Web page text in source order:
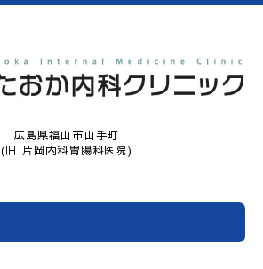
広島県福山市山手町
(旧 片岡内科胃腸科医院)